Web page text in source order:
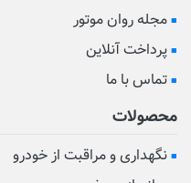
مجله روان موتور
پرداخت آنلاین
تماس با ما
محصولات
نگهداری و مراقبت از خودرو